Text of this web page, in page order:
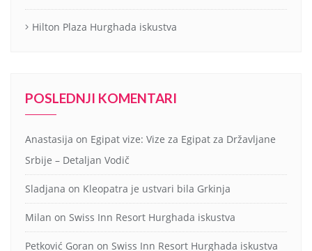
Hilton Plaza Hurghada iskustva
POSLEDNJI KOMENTARI
Anastasija on Egipat vize: Vize za Egipat za Državljane
Srbije – Detaljan Vodič
Sladjana on Kleopatra je ustvari bila Grkinja
Milan on Swiss Inn Resort Hurghada iskustva
Petković Goran on Swiss Inn Resort Hurghada iskustva